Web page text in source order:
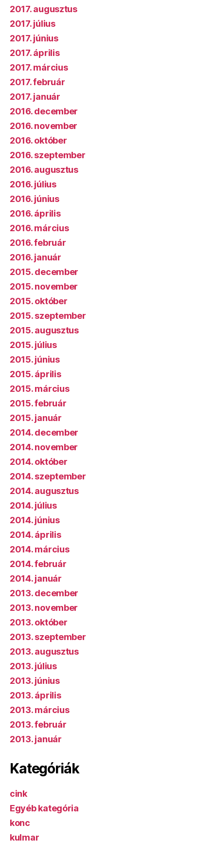
2017. augusztus
2017. július
2017. június
2017. április
2017. március
2017. február
2017. január
2016. december
2016. november
2016. október
2016. szeptember
2016. augusztus
2016. július
2016. június
2016. április
2016. március
2016. február
2016. január
2015. december
2015. november
2015. október
2015. szeptember
2015. augusztus
2015. július
2015. június
2015. április
2015. március
2015. február
2015. január
2014. december
2014. november
2014. október
2014. szeptember
2014. augusztus
2014. július
2014. június
2014. április
2014. március
2014. február
2014. január
2013. december
2013. november
2013. október
2013. szeptember
2013. augusztus
2013. július
2013. június
2013. április
2013. március
2013. február
2013. január
Kategóriák
cink
Egyéb kategória
konc
kulmar